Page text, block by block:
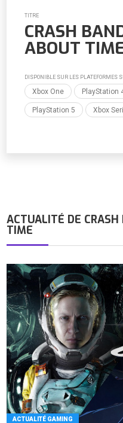
TITRE
CRASH
ABOUT
DISPONIBLE SUR LES PLATEFORMES
Xbox One PlayStation
PlayStation 5 Xbox
ACTUALITÉ DE
TIME
ACTUALITÉ GAMING